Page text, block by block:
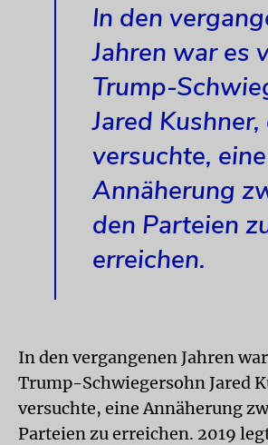
In den
Jahren war es
Trump-
Jared
versuchte, eine
Annäherung
den Parteien
erreichen.
In den vergangenen Jahren
Trump-Schwiegersohn Jared
versuchte, eine Annäherung
Parteien zu erreichen. 2019